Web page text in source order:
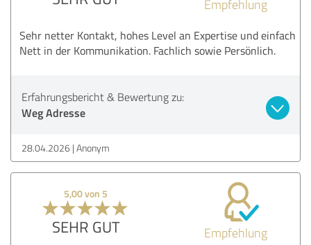
Empfehlung
Sehr netter Kontakt, hohes Level an Expertise und einfach
Nett in der Kommunikation. Fachlich sowie Persönlich.
Erfahrungsbericht & Bewertung zu:
Weg Adresse
28.04.2026 Anonym
5,00 von 5
SEHR GUT Empfehlung